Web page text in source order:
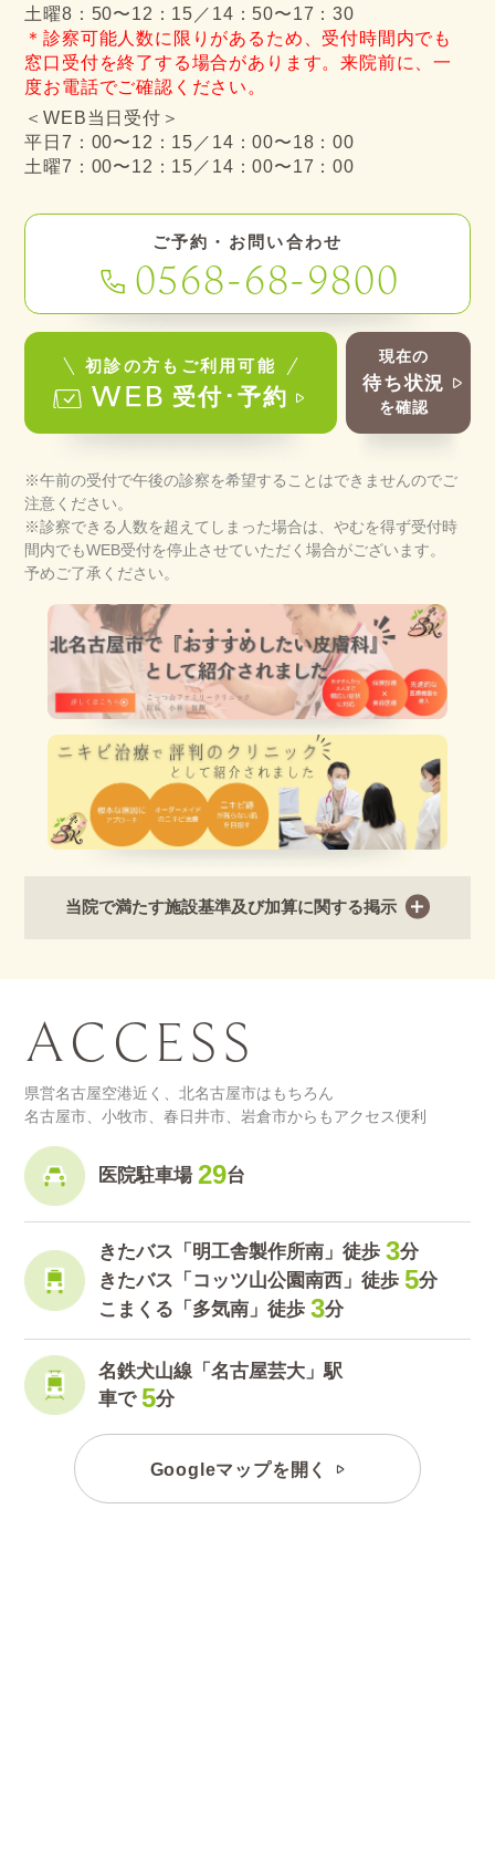
土曜8：50〜12：15／14：50〜17：30
＊診察可能人数に限りがあるため、受付時間内でも
窓口受付を終了する場合があります。来院前に、一
度お電話でご確認ください。
＜WEB当日受付＞
平日7：00〜12：15／14：00〜18：00
土曜7：00〜12：15／14：00〜17：00
ご予約・お問い合わせ
0568-68-9800
初診の方もご利用可能
受付･予約
現在の
待ち状況
を確認
※午前の受付で午後の診察を希望することはできませんのでご
注意ください。
※診察できる人数を超えてしまった場合は、やむを得ず受付時
間内でもWEB受付を停止させていただく場合がございます。
予めご了承ください。
当院で満たす施設基準及び加算に関する掲示
ACCESS
県営名古屋空港近く、北名古屋市はもちろん
名古屋市、小牧市、春日井市、岩倉市からもアクセス便利
医院駐車場 29台
きたバス「明工舎製作所南」 徒歩 3分
きたバス「コッツ山公園南西」徒歩 5分
こまくる「多気南」徒歩 3分
名鉄犬山線「名古屋芸大」駅
車で 5分
Googleマップを開く